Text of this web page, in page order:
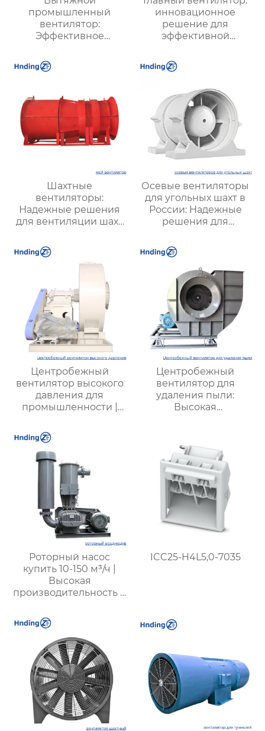
промышленный
вентилятор:
Эффективное
надежной вентиляции
инновационное
решение для
эффективной
оптимизации работы
Шахтные
вентиляторы:
Надежные решения
для вентиляции шахт
| Купить с доставкой
Осевые вентиляторы
для угольных шахт в
России: Надежные
решения для
вентиляции и
безопасности
Центробежный
вентилятор высокого
давления для
промышленности |
эффективность,
надежность и
долговечность |
Купить вентиляцию
для металлургии,
химической и
горнодобывающей
промышленности
Центробежный
вентилятор для
удаления пыли:
Высокая
инновационные
технологии для
промышленных
систем очистки
воздуха
Роторный насос
купить 10-150 м³/ч |
Высокая
производительность и
промышленности от
ICC25-H4L5,0-7035